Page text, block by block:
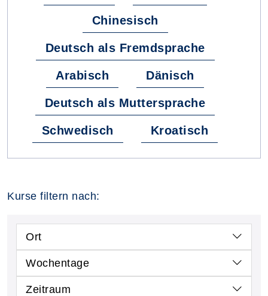
Chinesisch
Deutsch als Fremdsprache
Arabisch Dänisch
Deutsch als Muttersprache
Schwedisch Kroatisch
Kurse filtern nach:
Ort
Wochentage
Zeitraum